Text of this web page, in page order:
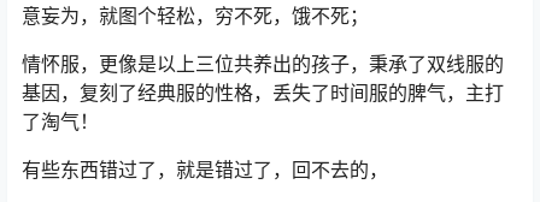
意妄为，就图个轻松，穷不死，饿不死；
情怀服，更像是以上三位共养出的孩子，秉承了双线服的
基因，复刻了经典服的性格，丢失了时间服的脾气，主打
了淘气！
有些东西错过了，就是错过了，回不去的，